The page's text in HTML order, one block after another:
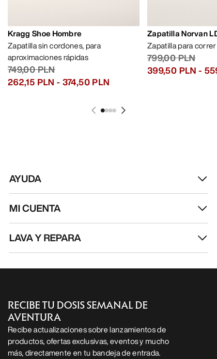
Kragg Shoe Hombre
Zapatilla sin cordones, para
aproximaciones rápidas
749,00 PLN
262,15 PLN - 374,50 PLN
Zapatilla Norvan
Zapatilla para
799,00 PLN
399,50 PLN -
AYUDA
MI CUENTA
LAVA Y REPARA
RECIBE TU DOSIS SEMANAL DE
AVENTURA
Recibe actualizaciones sobre lanzamientos de
productos, ofertas exclusivas, eventos y mucho
más, directamente en tu bandeja de entrada.